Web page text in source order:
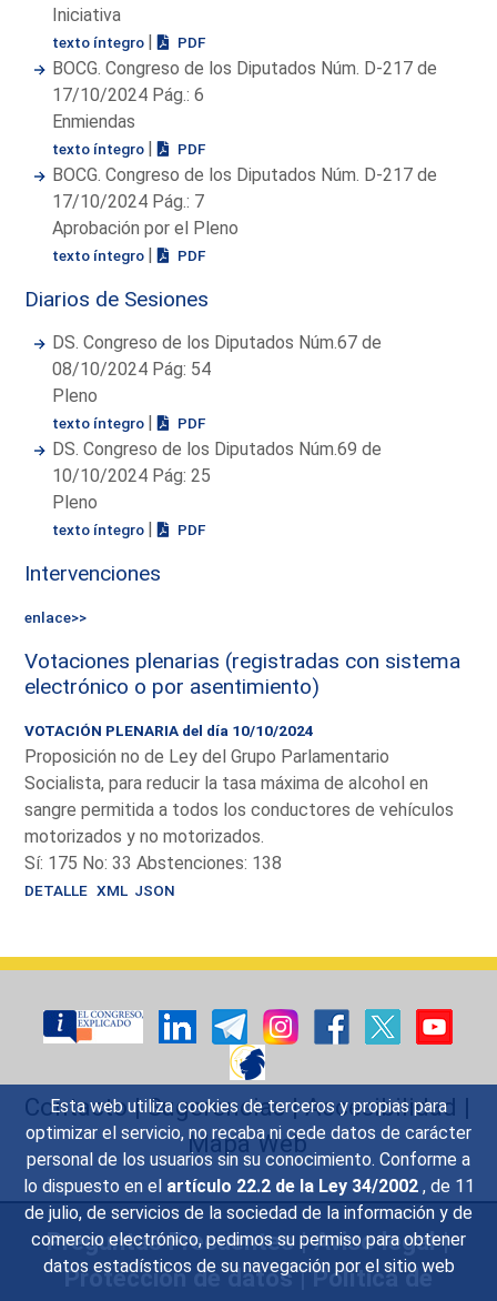
Esta web utiliza cookies de terceros y propias para
optimizar el servicio, no recaba ni cede datos de carácter
personal de los usuarios sin su conocimiento. Conforme a
lo dispuesto en el artículo 22.2 de la Ley 34/2002 , de 11
de julio, de servicios de la sociedad de la información y de
comercio electrónico, pedimos su permiso para obtener
datos estadísticos de su navegación por el sitio web
Iniciativa
texto íntegro | PDF
BOCG. Congreso de los Diputados Núm. D-217 de
17/10/2024 Pág.: 6
Enmiendas
texto íntegro | PDF
BOCG. Congreso de los Diputados Núm. D-217 de
17/10/2024 Pág.: 7
Aprobación por el Pleno
texto íntegro | PDF
Diarios de Sesiones
DS. Congreso de los Diputados Núm.67 de
08/10/2024 Pág: 54
Pleno
texto íntegro | PDF
DS. Congreso de los Diputados Núm.69 de
10/10/2024 Pág: 25
Pleno
texto íntegro | PDF
Intervenciones
enlace>>
Votaciones plenarias (registradas con sistema
electrónico o por asentimiento)
VOTACIÓN PLENARIA del día 10/10/2024
Proposición no de Ley del Grupo Parlamentario
Socialista, para reducir la tasa máxima de alcohol en
sangre permitida a todos los conductores de vehículos
motorizados y no motorizados.
Sí: 175 No: 33 Abstenciones: 138
DETALLE XML JSON
Contacto|Sugerencias|Accesibilidad |
Mapa Web
Preguntas Frecuentes|Aviso legal|
Protección de datos|Política de